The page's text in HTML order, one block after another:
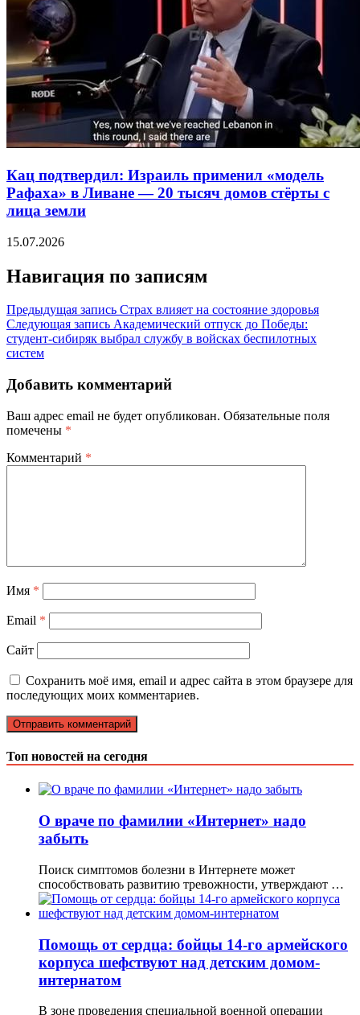
Кац подтвердил: Израиль применил «модель
Рафаха» в Ливане — 20 тысяч домов стёрты с
лица земли
15.07.2026
Навигация по записям
Предыдущая запись Страх влияет на состояние здоровья
Следующая запись Академический отпуск до Победы:
студент-сибиряк выбрал службу в войсках беспилотных
систем
Добавить комментарий
Ваш адрес email не будет опубликован. Обязательные поля
помечены *
Комментарий *
Имя *
Email *
Сайт
Сохранить моё имя, email и адрес сайта в этом браузере для
последующих моих комментариев.
Топ новостей на сегодня
О враче по фамилии «Интернет» надо
забыть
Поиск симптомов болезни в Интернете может
способствовать развитию тревожности, утверждают …
Помощь от сердца: бойцы 14-го армейского
корпуса шефствуют над детским домом-
интернатом
В зоне проведения специальной военной операции